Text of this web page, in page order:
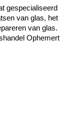
gespecialiseerd
van glas, het
van glas.
Ophemert